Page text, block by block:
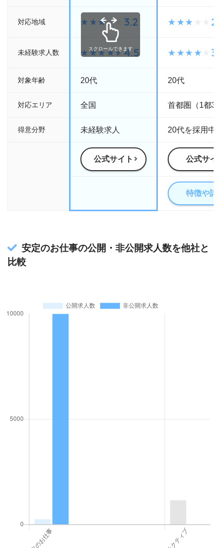
対応地域 3.2
未経験求人数 4.5
対象年齢 20代 20代
対応エリア 全国 首都圏（1都3
得意分野 未経験求人 20代を採用中
公式サイト 公式サイ
特徴や詳
スクロールできます
安定のお仕事の公開・非公開求人数を他社と
比較